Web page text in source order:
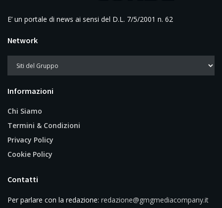
E’ un portale di news ai sensi del D.L. 7/5/2001 n. 62
Network
Informazioni
Chi Siamo
Termini & Condizioni
Privacy Policy
Cookie Policy
Contatti
Per parlare con la redazione: redazione@gmgmediacompany.it